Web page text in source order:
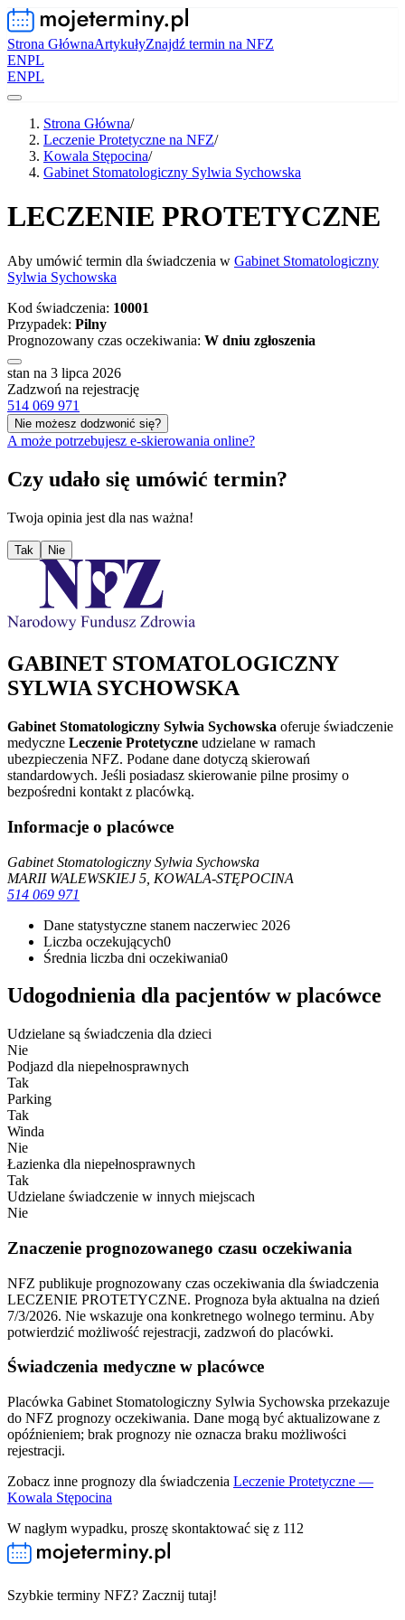
Strona GłównaArtykułyZnajdź termin na NFZ
ENPL
ENPL
Strona Główna/
Leczenie Protetyczne na NFZ/
Kowala Stępocina/
Gabinet Stomatologiczny Sylwia Sychowska
LECZENIE PROTETYCZNE
Aby umówić termin dla świadczenia w Gabinet Stomatologiczny
Sylwia Sychowska
Kod świadczenia: 10001
Przypadek: Pilny
Prognozowany czas oczekiwania: W dniu zgłoszenia
stan na 3 lipca 2026
Zadzwoń na rejestrację
514 069 971
Nie możesz dodzwonić się?
A może potrzebujesz e-skierowania online?
Czy udało się umówić termin?
Twoja opinia jest dla nas ważna!
Tak Nie
GABINET STOMATOLOGICZNY
SYLWIA SYCHOWSKA
Gabinet Stomatologiczny Sylwia Sychowska oferuje świadczenie
medyczne Leczenie Protetyczne udzielane w ramach
ubezpieczenia NFZ. Podane dane dotyczą skierowań
standardowych. Jeśli posiadasz skierowanie pilne prosimy o
bezpośredni kontakt z placówką.
Informacje o placówce
Gabinet Stomatologiczny Sylwia Sychowska
MARII WALEWSKIEJ 5, KOWALA-STĘPOCINA
514 069 971
Dane statystyczne stanem naczerwiec 2026
Liczba oczekujących0
Średnia liczba dni oczekiwania0
Udogodnienia dla pacjentów w placówce
Udzielane są świadczenia dla dzieci
Nie
Podjazd dla niepełnosprawnych
Tak
Parking
Tak
Winda
Nie
Łazienka dla niepełnosprawnych
Tak
Udzielane świadczenie w innych miejscach
Nie
Znaczenie prognozowanego czasu oczekiwania
NFZ publikuje prognozowany czas oczekiwania dla świadczenia
LECZENIE PROTETYCZNE. Prognoza była aktualna na dzień
7/3/2026. Nie wskazuje ona konkretnego wolnego terminu. Aby
potwierdzić możliwość rejestracji, zadzwoń do placówki.
Świadczenia medyczne w placówce
Placówka Gabinet Stomatologiczny Sylwia Sychowska przekazuje
do NFZ prognozy oczekiwania. Dane mogą być aktualizowane z
opóźnieniem; brak prognozy nie oznacza braku możliwości
rejestracji.
Zobacz inne prognozy dla świadczenia Leczenie Protetyczne —
Kowala Stępocina
W nagłym wypadku, proszę skontaktować się z 112
Szybkie terminy NFZ? Zacznij tutaj!